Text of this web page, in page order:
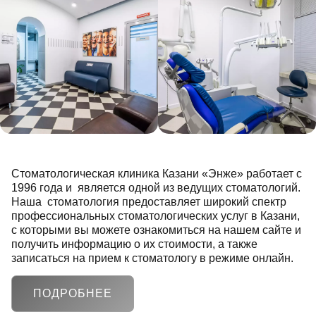
Стоматологическая клиника Казани «Энже» работает с
1996 года и является одной из ведущих стоматологий.
Наша стоматология предоставляет широкий спектр
профессиональных стоматологических услуг в Казани,
с которыми вы можете ознакомиться на нашем сайте и
получить информацию о их стоимости, а также
записаться на прием к стоматологу в режиме онлайн.
ПОДРОБНЕЕ